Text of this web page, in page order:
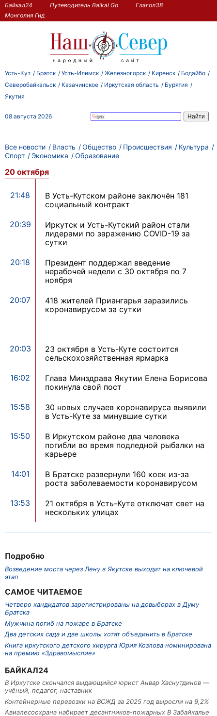
Байкал24 Путеводитель Baikal Go
Глагол38
Монголия Гид
Усть-Кут Братск Усть-Илимск Железногорск Киренск
Бодайбо
Северобайкальск
Казачинское Иркутская область
Бурятия
Якутия
08 августа 2026
Подробно
Возведение моста через Лену в Якутске выходит на ключевой
этап
САМОЕ ЧИТАЕМОЕ
Четверо кандидатов зарегистрированы на довыборах в Думу
Братска
Мужчина погиб на пожаре в Братске
Два детских сада и две школы хотят объединить в Братске
Книга иркутского детского хирурга Юрия Козлова номинирована
на премию «Здравомыслие»
БАЙКАЛ24
В Иркутске скончался выдающийся юрист Анвар Хаснутдинов —
учёный, педагог, наставник
Контейнерные перевозки на ВСЖД за 2025 год выросли на 9,2%
Авиалесоохрана набирает десантников-пожарных В Забайкалье
Все новости Власть Общество Происшествия
Культура
Спорт
Экономика Образование
20 октября
21:48
В Усть-Кутском районе заключён 181
социальный контракт
20:39
Иркутск и Усть-Кутский район стали
лидерами по заражению COVID-19 за
сутки
20:18
Президент поддержал введение
нерабочей недели с 30 октября по 7
ноября
20:07
418 жителей Приангарья заразились
коронавирусом за сутки
20:03
23 октября в Усть-Куте состоится
сельскохозяйственная ярмарка
16:02
Глава Минздрава Якутии Елена Борисова
покинула свой пост
15:58
30 новых случаев коронавируса выявили
в Усть-Куте за минувшие сутки
15:50
В Иркутском районе два человека
погибли во время подледной рыбалки на
карьере
14:01
В Братске развернули 160 коек из-за
роста заболеваемости коронавирусом
13:53
21 октября в Усть-Куте отключат свет на
нескольких улицах